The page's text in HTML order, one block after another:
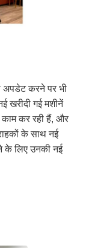
अपडेट करने पर भी
खरीदी गई मशीनें
कर रही हैं, और
के साथ नई
के लिए उनकी नई